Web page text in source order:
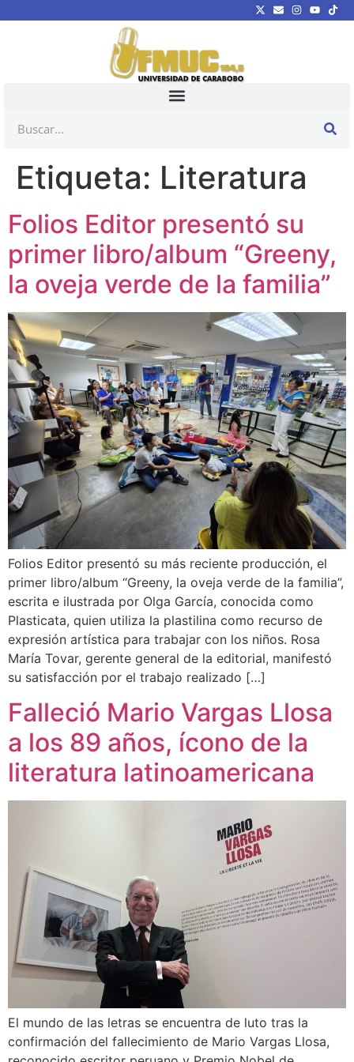
Etiqueta: Literatura
Folios Editor presentó su
primer libro/album “Greeny,
la oveja verde de la familia”
Folios Editor presentó su más reciente producción, el
primer libro/album “Greeny, la oveja verde de la familia”,
escrita e ilustrada por Olga García, conocida como
Plasticata, quien utiliza la plastilina como recurso de
expresión artística para trabajar con los niños. Rosa
María Tovar, gerente general de la editorial, manifestó
su satisfacción por el trabajo realizado […]
Falleció Mario Vargas Llosa
a los 89 años, ícono de la
literatura latinoamericana
El mundo de las letras se encuentra de luto tras la
confirmación del fallecimiento de Mario Vargas Llosa,